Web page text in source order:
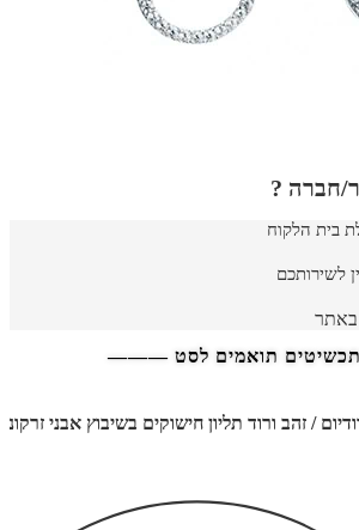
חברה ?
בית הלקוח
לשירותכם
באתר
תואמים לסט ———